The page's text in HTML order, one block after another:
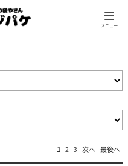
1 2 3 次へ 最後へ